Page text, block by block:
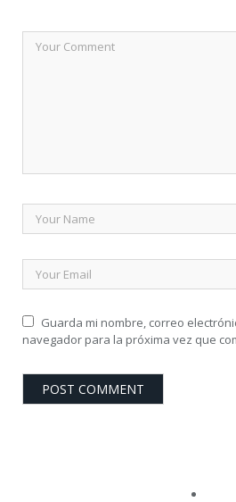
Guarda mi nombre, correo
navegador para la próxima vez que